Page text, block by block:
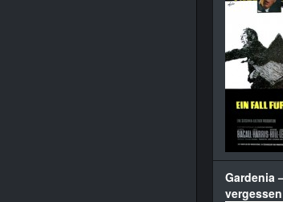
Gardenia
vergessen